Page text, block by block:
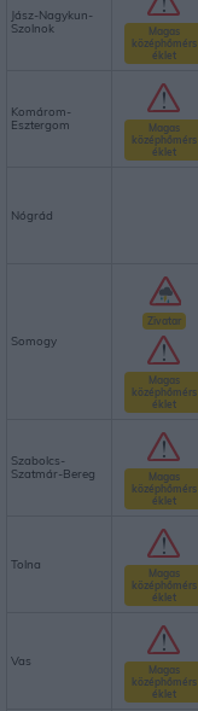
Jász-Nagykun-
Szolnok
Magas
középhőmérs
éklet
Komárom-
Esztergom
Magas
középhőmérs
éklet
Nógrád
Somogy
Zivatar
Magas
középhőmérs
éklet
Szabolcs-
Szatmár-Bereg
Magas
középhőmérs
éklet
Tolna
Magas
középhőmérs
éklet
Vas
Magas
középhőmérs
éklet